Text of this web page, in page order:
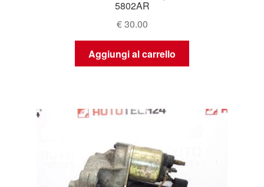
5802AR
€30.00
Aggiungi al carrello